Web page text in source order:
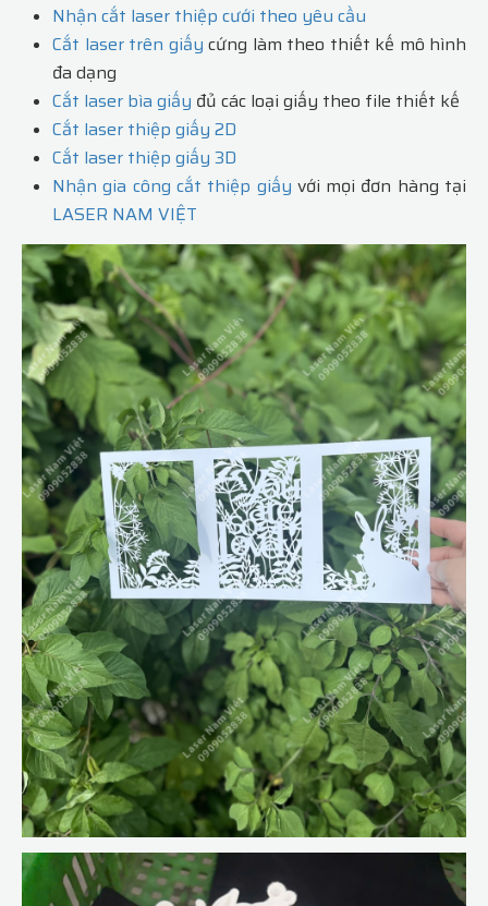
Nhận cắt laser thiệp cưới theo yêu cầu
Cắt laser trên giấy cứng làm theo thiết kế mô hình
đa dạng
Cắt laser bìa giấy đủ các loại giấy theo file thiết kế
Cắt laser thiệp giấy 2D
Cắt laser thiệp giấy 3D
Nhận gia công cắt thiệp giấy với mọi đơn hàng tại
LASER NAM VIỆT